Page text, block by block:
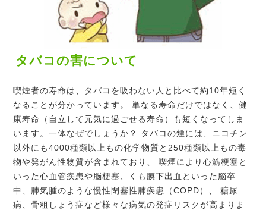
タバコの害について
喫煙者の寿命は、タバコを吸わない人と比べて約10年短く
なることが分かっています。 単なる寿命だけではなく、健
康寿命（自立して元気に過ごせる寿命）も短くなってしま
います。一体なぜでしょうか？ タバコの煙には、ニコチン
以外にも4000種類以上もの化学物質と250種類以上もの毒
物や発がん性物質が含まれており、 喫煙により心筋梗塞と
いった心血管疾患や脳梗塞、くも膜下出血といった脳卒
中、肺気腫のような慢性閉塞性肺疾患（COPD）、 糖尿
病、骨粗しょう症など様々な病気の発症リスクが高まりま